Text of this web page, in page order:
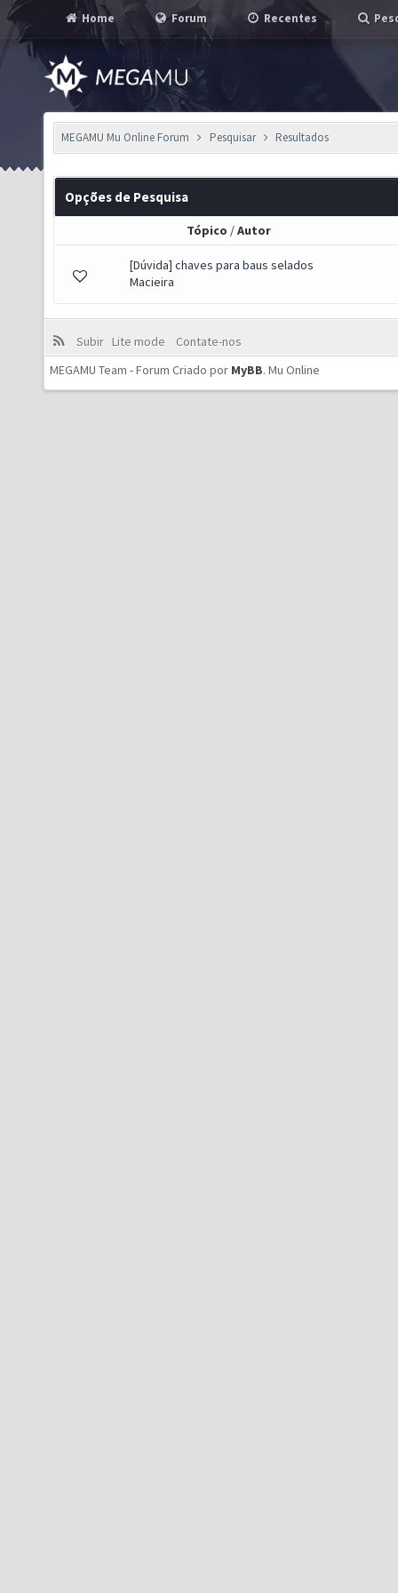
Home Forum Recentes
MEGAMU Mu Online Forum Pesquisar Resultados
Opções de Pesquisa
Tópico /Autor
[Dúvida] chaves para baus selados
Macieira
Subir Lite mode
Contate-nos
MEGAMU Team - Forum Criado por MyBB. Mu Online